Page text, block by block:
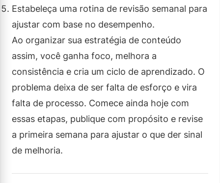
Estabeleça uma rotina de revisão semanal para
ajustar com base no desempenho.
Ao organizar sua estratégia de conteúdo
assim, você ganha foco, melhora a
consistência e cria um ciclo de aprendizado. O
problema deixa de ser falta de esforço e vira
falta de processo. Comece ainda hoje com
essas etapas, publique com propósito e revise
a primeira semana para ajustar o que der sinal
de melhoria.